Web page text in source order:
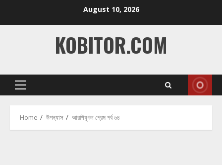
August 10, 2026
KOBITOR.COM
Primary
Home উপন্যাস আরশিযুগল প্রেম পর্ব ৬৪